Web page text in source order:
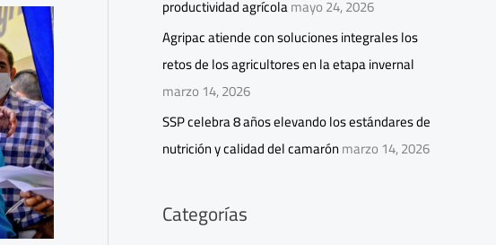
productividad agrícolamayo 24, 2026
Agripac atiende con soluciones integrales los
retos de los agricultores en la etapa invernal
marzo 14, 2026
SSP celebra 8 años elevando los estándares de
nutrición y calidad del camarónmarzo 14, 2026
Categorías